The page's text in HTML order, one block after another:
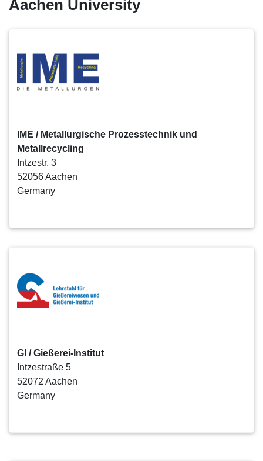
Aachen University
IME / Metallurgische Prozesstechnik und
Metallrecycling
Intzestr. 3
52056 Aachen
Germany
GI / Gießerei-Institut
Intzestraße 5
52072 Aachen
Germany